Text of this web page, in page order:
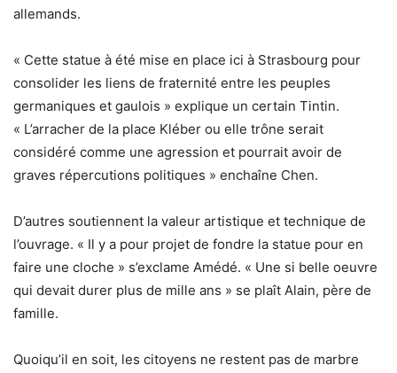
allemands.
« Cette statue à été mise en place ici à Strasbourg pour
consolider les liens de fraternité entre les peuples
germaniques et gaulois » explique un certain Tintin.
« L’arracher de la place Kléber ou elle trône serait
considéré comme une agression et pourrait avoir de
graves répercutions politiques » enchaîne Chen.
D’autres soutiennent la valeur artistique et technique de
l’ouvrage. « Il y a pour projet de fondre la statue pour en
faire une cloche » s’exclame Amédé. « Une si belle oeuvre
qui devait durer plus de mille ans » se plaît Alain, père de
famille.
Quoiqu’il en soit, les citoyens ne restent pas de marbre